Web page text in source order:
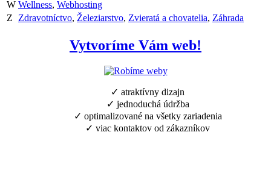
W Wellness, Webhosting
Z
Zdravotníctvo, Železiarstvo, Zvieratá a chovatelia, Záhrada
Vytvoríme Vám web!
✓ atraktívny dizajn
✓ jednoduchá údržba
✓ optimalizované na všetky zariadenia
✓ viac kontaktov od zákazníkov